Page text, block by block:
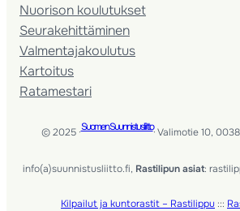
Nuorison koulutukset
Seura­kehittäminen
Valmentaja­koulutus
Kartoitus
Ratamestari
© 2025 ·Suomen Suunnistusliitto· Valimotie 10,
info(a)suunnistusliitto.fi, Rastilipun asiat:
Kilpailut ja kuntorastit – Rastilippu :::